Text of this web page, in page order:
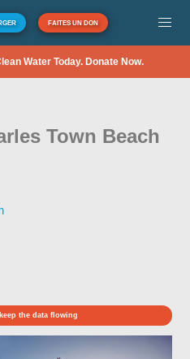
FAITES UN DON
Water Today. Donate Now.
Town Beach
the data flowing